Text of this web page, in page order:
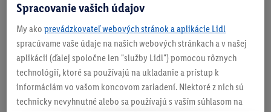
.
P
o
h
Spracovanie vašich údajov
My ako prevádzkovateľ webových stránok a aplikácie Lidl
spracúvame vaše údaje na našich webových stránkach a v našej
aplikácii (ďalej spoločne len "služby Lidl") pomocou rôznych
technológií, ktoré sa používajú na ukladanie a prístup k
informáciám vo vašom koncovom zariadení. Niektoré z nich sú
technicky nevyhnutné alebo sa používajú s vaším súhlasom na